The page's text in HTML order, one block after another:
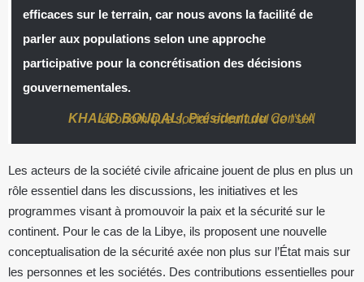
efficaces sur le terrain, car nous avons la facilité de
parler aux populations selon une approche
participative pour la concrétisation des décisions
gouvernementales.
KHALID BOUDALI,Président du
Conseil économique social et culturel de l’UA
Les acteurs de la société civile africaine jouent de plus en plus un
rôle essentiel dans les discussions, les initiatives et les
programmes visant à promouvoir la paix et la sécurité sur le
continent. Pour le cas de la Libye, ils proposent une nouvelle
conceptualisation de la sécurité axée non plus sur l’État mais sur
les personnes et les sociétés. Des contributions essentielles pour